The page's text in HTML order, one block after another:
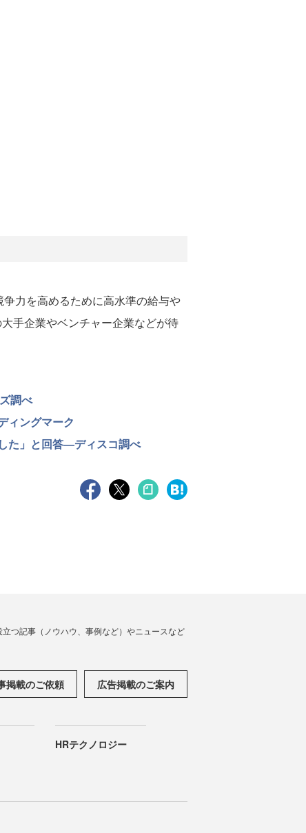
力を高めるために高水準の給与や
手企業やベンチャー企業などが待
調べ
ィングマーク
た」と回答―ディスコ調べ
つ記事（ノウハウ、事例など）やニュースなど
掲載のご依頼 広告掲載のご案内
HRテクノロジー